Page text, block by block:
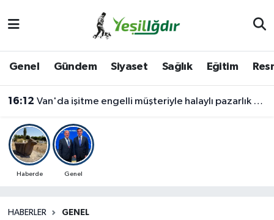
Genel Gündem Siyaset Sağlık Eğitim
16:12 Van'da işitme engelli müşteriyle halaylı pazarlık gülümsetti
Haberde Genel
HABERLER GENEL
İğdir Namaz Vakitleri
Iğdır Trafik Yoğunluk Haritası
Süper Lig Puan Durumu ve Fikstür